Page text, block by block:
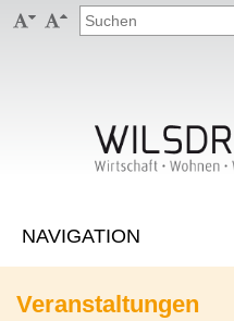
 
Veranstaltungen